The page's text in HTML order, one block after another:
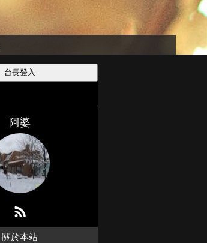
阿婆
關於本站